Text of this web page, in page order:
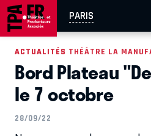
PARIS
AIX-MARSEILLE
EN TOURNÉE
ACTUALITÉS
ACTUALITÉS THÉÂTRE LA
Bord Plateau
le 7 octobre
28/09/22